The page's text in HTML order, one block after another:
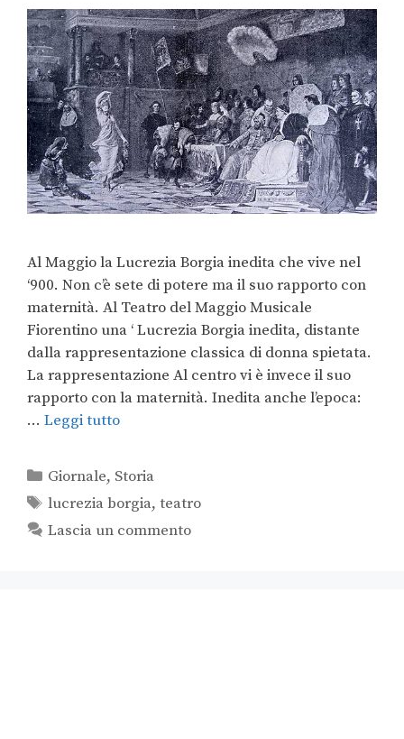
Al Maggio la Lucrezia Borgia inedita che vive nel
‘900. Non c’è sete di potere ma il suo rapporto con
maternità. Al Teatro del Maggio Musicale
Fiorentino una ‘ Lucrezia Borgia inedita, distante
dalla rappresentazione classica di donna spietata.
La rappresentazione Al centro vi è invece il suo
rapporto con la maternità. Inedita anche l’epoca:
… Leggi tutto
Giornale, Storia
lucrezia borgia,teatro
Lascia un commento